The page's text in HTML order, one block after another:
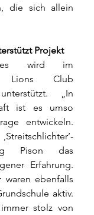
die sich allein
Projekt
wird im
Lions Club
„In
ist es umso
entwickeln.
Pison das
Erfahrung.
waren ebenfalls
aktiv.
stolz von